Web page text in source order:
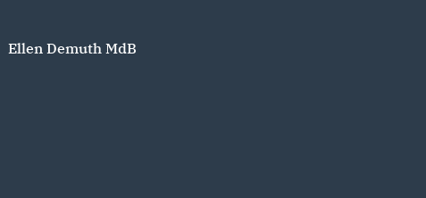
Ellen Demuth MdB